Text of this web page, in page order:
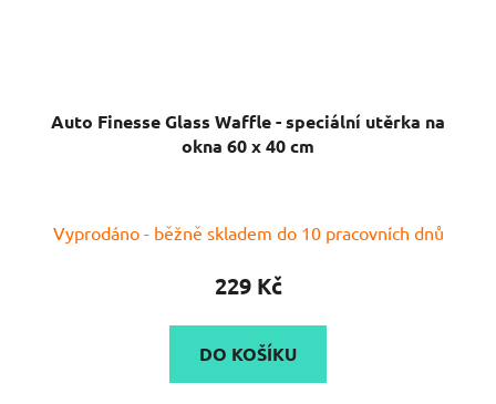
Auto Finesse Glass Waffle - speciální utěrka na
okna 60 x 40 cm
hodnocení
produktu
5,0
z
Vyprodáno - běžně skladem do 10 pracovních dnů
229 Kč
DO KOŠÍKU